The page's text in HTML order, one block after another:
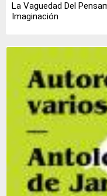
La Vaguedad Del
Imaginación